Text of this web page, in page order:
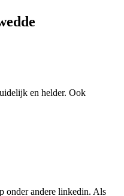
en helder. Ook
onder andere linkedin. Als